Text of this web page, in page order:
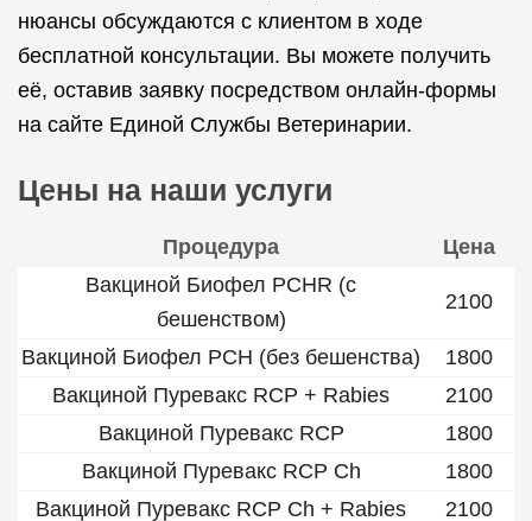
нюансы обсуждаются с клиентом в ходе
бесплатной консультации. Вы можете получить
её, оставив заявку посредством онлайн-формы
на сайте Единой Службы Ветеринарии.
Цены на наши услуги
Процедура
Цена
Вакциной Биофел PCHR (с
бешенством)
2100
Вакциной Биофел PCH (без бешенства)
1800
Вакциной Пуревакс RCP + Rabies
2100
Вакциной Пуревакс RCP
1800
Вакциной Пуревакс RCP Ch
1800
Вакциной Пуревакс RCP Ch + Rabies
2100